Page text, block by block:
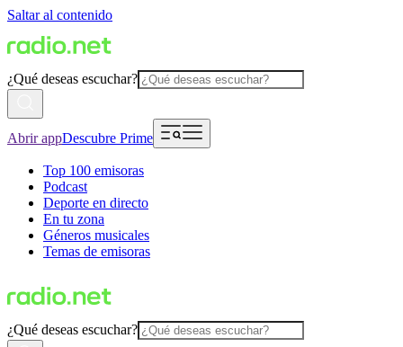
Saltar al contenido
¿Qué deseas escuchar?
Abrir appDescubre Prime
Top 100 emisoras
Podcast
Deporte en directo
En tu zona
Géneros musicales
Temas de emisoras
¿Qué deseas escuchar?